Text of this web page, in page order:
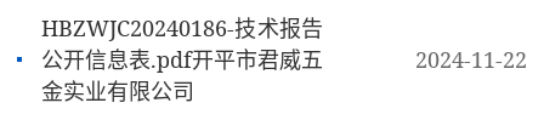
HBZWJC20240186-技术报告
公开信息表.pdf开平市君威五
金实业有限公司
2024-11-22